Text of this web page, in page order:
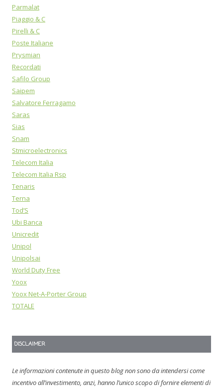
Parmalat
Piaggio & C
Pirelli & C
Poste Italiane
Prysmian
Recordati
Safilo Group
Saipem
Salvatore Ferragamo
Saras
Sias
Snam
Stmicroelectronics
Telecom Italia
Telecom Italia Rsp
Tenaris
Terna
Tod’S
Ubi Banca
Unicredit
Unipol
Unipolsai
World Duty Free
Yoox
Yoox Net-A-Porter Group
TOTALE
DISCLAIMER
Le informazioni contenute in questo blog non sono da intendersi come
incentivo all’investimento, anzi, hanno l’unico scopo di fornire elementi di